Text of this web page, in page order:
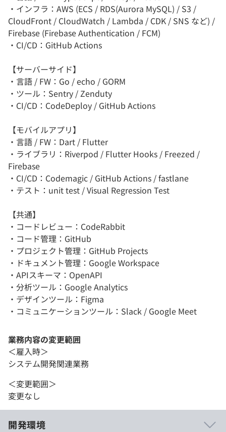
・インフラ：AWS (ECS / RDS(Aurora MySQL) / S3 /
CloudFront / CloudWatch / Lambda / CDK / SNS など) /
Firebase (Firebase Authentication / FCM)
・CI/CD：GitHub Actions
【サーバーサイド】
・言語 / FW：Go / echo / GORM
・ツール：Sentry / Zenduty
・CI/CD：CodeDeploy / GitHub Actions
【モバイルアプリ】
・言語 / FW：Dart / Flutter
・ライブラリ：Riverpod / Flutter Hooks / Freezed /
Firebase
・CI/CD：Codemagic / GitHub Actions / fastlane
・テスト：unit test / Visual Regression Test
【共通】
・コードレビュー：CodeRabbit
・コード管理：GitHub
・プロジェクト管理：GitHub Projects
・ドキュメント管理：Google Workspace
・APIスキーマ：OpenAPI
・分析ツール：Google Analytics
・デザインツール：Figma
・コミュニケーションツール：Slack / Google Meet
業務内容の変更範囲
＜雇入時＞
システム開発関連業務
＜変更範囲＞
変更なし
開発環境